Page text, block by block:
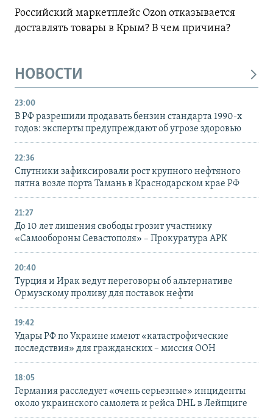
Российский маркетплейс Ozon отказывается
доставлять товары в Крым? В чем причина?
НОВОСТИ
23:00
В РФ разрешили продавать бензин стандарта 1990-х
годов: эксперты предупреждают об угрозе здоровью
22:36
Спутники зафиксировали рост крупного нефтяного
пятна возле порта Тамань в Краснодарском крае РФ
21:27
До 10 лет лишения свободы грозит участнику
«Самообороны Севастополя» – Прокуратура АРК
20:40
Турция и Ирак ведут переговоры об альтернативе
Ормузскому проливу для поставок нефти
19:42
Удары РФ по Украине имеют «катастрофические
последствия» для гражданских – миссия ООН
18:05
Германия расследует «очень серьезные» инциденты
около украинского самолета и рейса DHL в Лейпциге